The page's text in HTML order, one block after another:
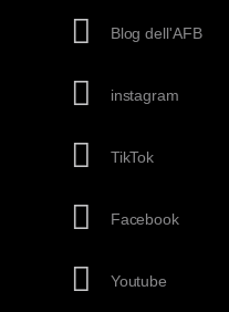
Blog dell'AFB
instagram
TikTok
Facebook
Youtube